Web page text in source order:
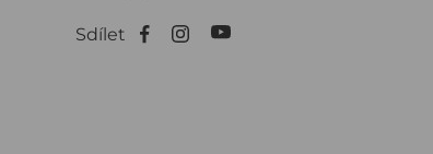
Sdílet